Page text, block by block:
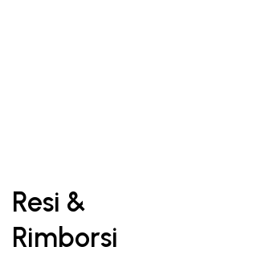
Resi &
Rimborsi